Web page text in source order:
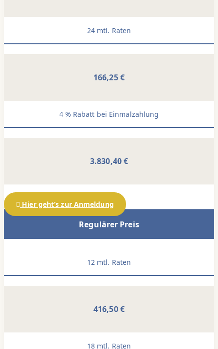
24 mtl. Raten
166,25 €
4 % Rabatt bei Einmalzahlung
3.830,40 €
Hier geht’s zur Anmeldung
Regulärer Preis
12 mtl. Raten
416,50 €
18 mtl. Raten